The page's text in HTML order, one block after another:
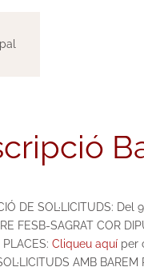
DE SOL·LICITUDS: Del
FESB-SAGRAT COR
Cliqueu aquí per
AMB